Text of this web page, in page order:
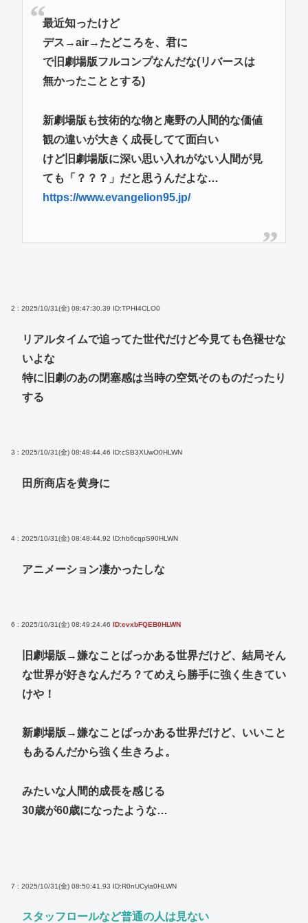
最近知ったけど
デス→air→たどころを、君に
で旧劇場版フルコンプなんだな(リバースは
無かったこととする)
新劇場版も技術的な物と庵野の人間的な価値
観の違いが大きく成長してて面白い
けど旧劇場版に深い思い入れがない人間が見
ても「？？？」だと思うんだよな…
https://www.evangelion95.jp/
2 : 2025/10/31(金) 08:47:30.39 ID:TPHI4CLO0
リアルタイムで追ってた世代だけど今見ても色褪せな
いよな
特に旧劇のあの閉塞感は当時の空気そのものだったり
する
3 : 2025/10/31(金) 08:48:44.46 ID:cSB3XUwO0HLWN
田所商店を黄身に
4 : 2025/10/31(金) 08:48:44.92 ID:hb6cqpS90HLWN
アニメーション凄かったしな
6 : 2025/10/31(金) 08:49:24.46 ID:cvxbFQEB0HLWN
旧劇場版→嫌なことばっかある世界だけど、結局そん
な世界が好きなんだろ？てめえら勝手に強く生きてい
けや！
新劇場版→嫌なことばっかある世界だけど、いいこと
もあるんだから強く生きろよ。
みたいな人間的成長を感じる
30歳が60歳になったような…
7 : 2025/10/31(金) 08:50:41.93 ID:R0nUCyla0HLWN
スタッフロールなど普通の人は見ない